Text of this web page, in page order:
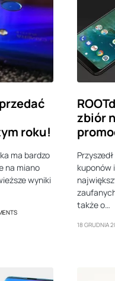
roku!
ma bardzo
na miano
wyniki
zbiór
kuponów
także o…
18 GRUDNIA